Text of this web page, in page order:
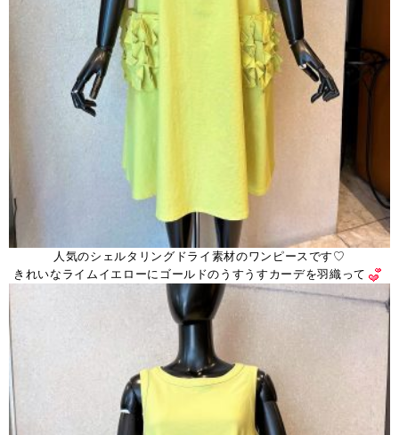
人気のシェルタリングドライ素材のワンピースです♡
きれいなライムイエローにゴールドのうすうすカーデを羽織って